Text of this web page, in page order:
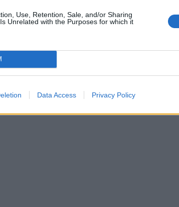
Use, Retention, Sale, and/or Sharing
Unrelated with the Purposes for which it
Data Access Privacy Policy